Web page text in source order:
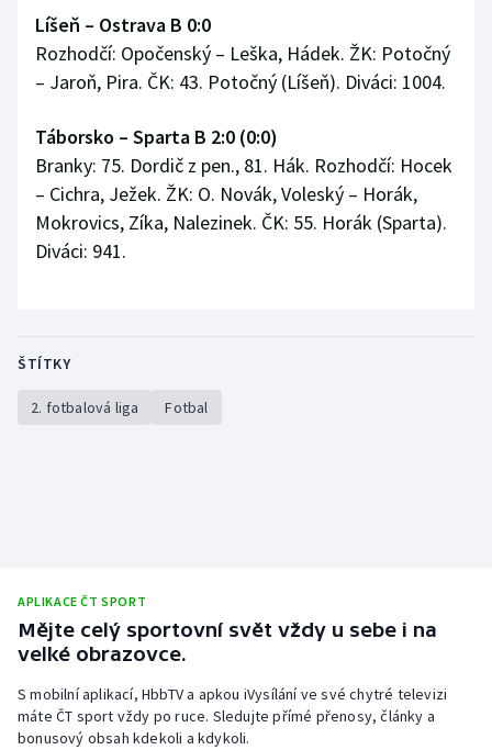
Stolní tenis
Veslování
Vodní slalom
Líšeň – Ostrava B 0:0
Rozhodčí: Opočenský – Leška, Hádek. ŽK: Potočný
– Jaroň, Pira. ČK: 43. Potočný (Líšeň). Diváci: 1004.
Táborsko – Sparta B 2:0 (0:0)
Branky: 75. Dordič z pen., 81. Hák. Rozhodčí: Hocek
– Cichra, Ježek. ŽK: O. Novák, Voleský – Horák,
Mokrovics, Zíka, Nalezinek. ČK: 55. Horák (Sparta).
Diváci: 941.
ŠTÍTKY
2. fotbalová liga Fotbal
APLIKACE ČT SPORT
Mějte celý sportovní svět vždy u sebe i na
velké obrazovce.
S mobilní aplikací, HbbTV a apkou iVysílání ve své chytré televizi
máte ČT sport vždy po ruce. Sledujte přímé přenosy, články a
bonusový obsah kdekoli a kdykoli.